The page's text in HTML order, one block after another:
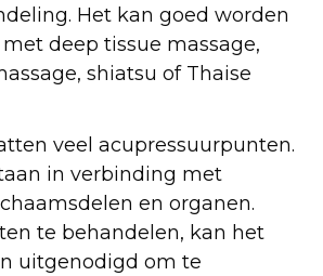
Het kan goed worden
deep tissue massage,
shiatsu of Thaise
veel acupressuurpunten.
in verbinding met
en organen.
te behandelen, kan het
uitgenodigd om te